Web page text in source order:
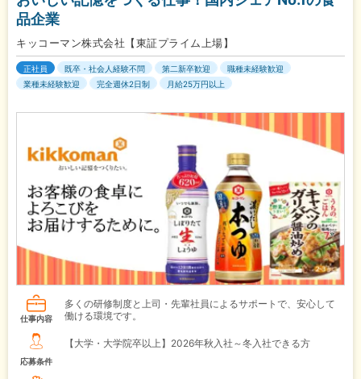
品企業
キッコーマン株式会社【東証プライム上場】
正社員 既卒・社会人経験不問 第二新卒歓迎
職種未経験歓迎
業種未経験歓迎
完全週休2日制 月給25万円以上
仕事内容
多くの研修制度と上司・先輩社員によるサポートで、安心して
働ける環境です。
応募条件
【大学・大学院卒以上】2026年秋入社～冬入社できる方